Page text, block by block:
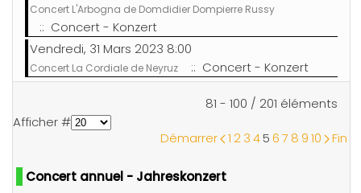
Concert L'Arbogna de Domdidier Dompierre Russy
:: Concert - Konzert
Vendredi, 31 Mars 2023 8:00
Concert La Cordiale de Neyruz :: Concert - Konzert
Limite de la pagination
81 - 100 / 201 éléments
Afficher #
Démarrer
1 234567 8 910 Fin
Concert annuel - Jahreskonzert